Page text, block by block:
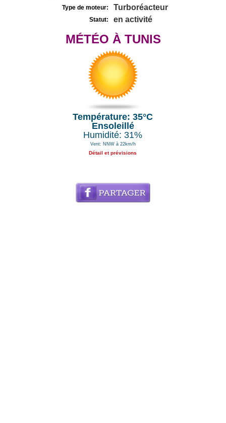
Type de moteur: Turboréacteur
Statut: en activité
MÉTÉO À TUNIS
Température: 35°C
Ensoleillé
Humidité: 31%
Vent: NNW à 22km/h
Détail et prévisions